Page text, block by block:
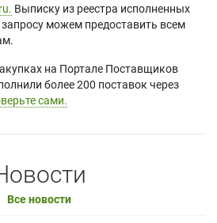
Выписку из реестра исполненных
можем предоставить всем
на Портале Поставщиков
более 200 поставок через
сами.
Все новости